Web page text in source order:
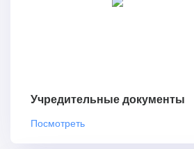
Учредительные документы
Посмотреть